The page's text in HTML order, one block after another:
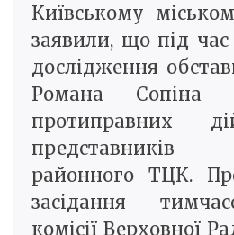
Київському
заявили, що під
дослідження
Романа Сопіна
протиправних
представників
районного ТЦК.
засідання
комісії Верховної